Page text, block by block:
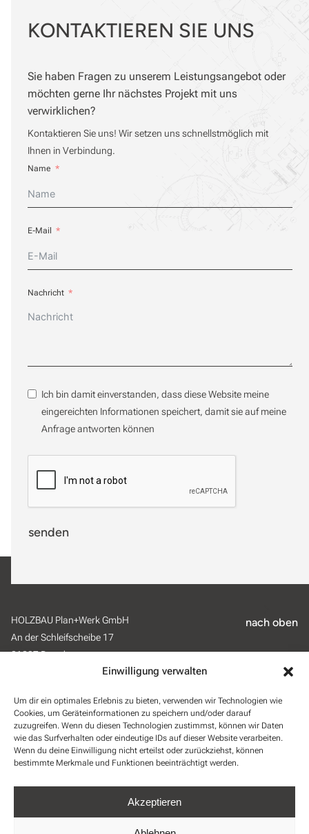
Einwilligung verwalten
Um dir ein optimales Erlebnis zu bieten, verwenden wir Technologien wie
Cookies, um Geräteinformationen zu speichern und/oder darauf
zuzugreifen. Wenn du diesen Technologien zustimmst, können wir Daten
wie das Surfverhalten oder eindeutige IDs auf dieser Website verarbeiten.
Wenn du deine Einwilligung nicht erteilst oder zurückziehst, können
bestimmte Merkmale und Funktionen beeinträchtigt werden.
Akzeptieren
KONTAKTIEREN SIE UNS
Sie haben Fragen zu unserem Leistungsangebot oder
möchten gerne Ihr nächstes Projekt mit uns
verwirklichen?
Kontaktieren Sie uns! Wir setzen uns schnellstmöglich mit
Ihnen in Verbindung.
Name
E-Mail
Nachricht
Ich bin damit einverstanden, dass diese Website meine
eingereichten Informationen speichert, damit sie auf meine
Anfrage antworten können
senden
HOLZBAU Plan+Werk GmbH
An der Schleifscheibe 17
01237 Dresden
0351-26540800
ImpressumDatenschutzBarrierefreiheitCookies
nach oben